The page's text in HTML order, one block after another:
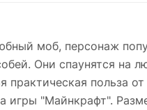
моб, персонаж
Они спаунятся
польза
игры "Майнкрафт".